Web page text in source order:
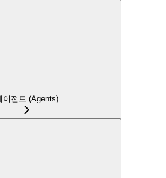
이전트 (Agents)